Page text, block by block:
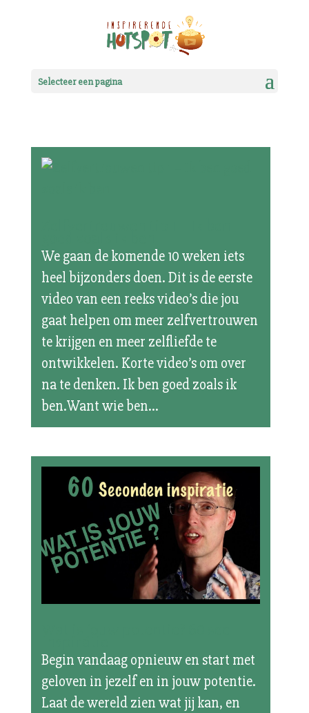
Selecteer een pagina
We gaan de komende 10 weken iets
heel bijzonders doen. Dit is de eerste
video van een reeks video’s die jou
gaat helpen om meer zelfvertrouwen
te krijgen en meer zelfliefde te
ontwikkelen. Korte video’s om over
na te denken. Ik ben goed zoals ik
ben.Want wie ben...
Begin vandaag opnieuw en start met
geloven in jezelf en in jouw potentie.
Laat de wereld zien wat jij kan, en